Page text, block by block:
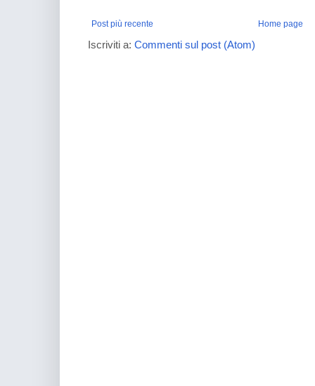
Post più recente Home page
Iscriviti a: Commenti sul post (Atom)